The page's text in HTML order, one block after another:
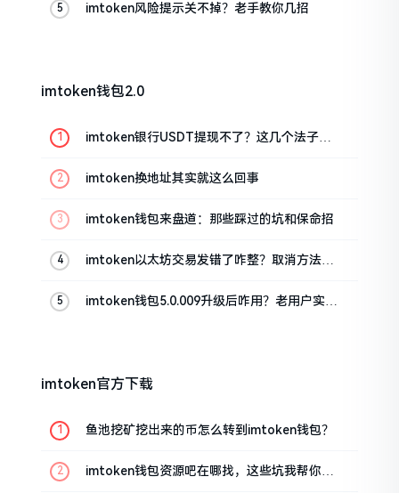
imtoken风险提示关不掉？老手教你几招
imtoken钱包2.0
imtoken银行USDT提现不了？这几个法子能
imtoken换地址其实就这么回事
imtoken钱包来盘道：那些踩过的坑和保命招
imtoken以太坊交易发错了咋整？取消方法告
imtoken钱包5.0.009升级后咋用？老用户实测
imtoken官方下载
鱼池挖矿挖出来的币怎么转到imtoken钱包？
imtoken钱包资源吧在哪找，这些坑我帮你趟